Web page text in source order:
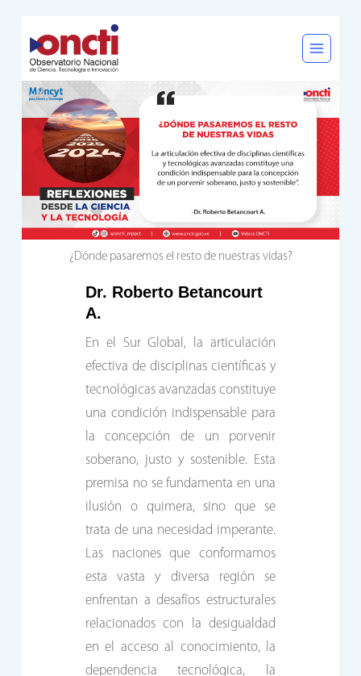
al
contenido
¿Dónde pasaremos el resto de nuestras vidas?
Dr. Roberto Betancourt
A.
En el Sur Global, la articulación
efectiva de disciplinas científicas y
tecnológicas avanzadas constituye
una condición indispensable para
la concepción de un porvenir
soberano, justo y sostenible. Esta
premisa no se fundamenta en una
ilusión o quimera, sino que se
trata de una necesidad imperante.
Las naciones que conformamos
esta vasta y diversa región se
enfrentan a desafíos estructurales
relacionados con la desigualdad
en el acceso al conocimiento, la
dependencia tecnológica, la